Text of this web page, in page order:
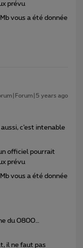
prévu
vous a été donnée
years ago
c’est intenable
officiel pourrait
prévu
vous a été donnée
du 0800…
il ne faut pas